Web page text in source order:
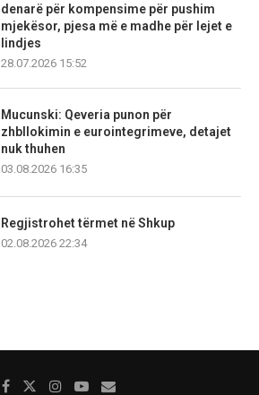
denarë për kompensime për pushim
mjekësor, pjesa më e madhe për lejet e
lindjes
28.07.2026 15:52
Mucunski: Qeveria punon për
zhbllokimin e eurointegrimeve, detajet
nuk thuhen
03.08.2026 16:35
Regjistrohet tërmet në Shkup
02.08.2026 22:34